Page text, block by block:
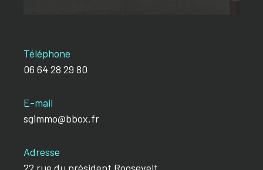
Téléphone
06 64 28 29 80
E-mail
sgimmo@bbox.fr
Adresse